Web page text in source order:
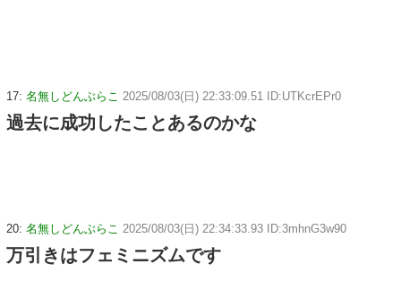
17: 名無しどんぶらこ 2025/08/03(日) 22:33:09.51 ID:UTKcrEPr0
過去に成功したことあるのかな
20: 名無しどんぶらこ 2025/08/03(日) 22:34:33.93 ID:3mhnG3w90
万引きはフェミニズムです